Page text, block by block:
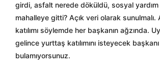
girdi, asfalt nerede döküldü, sosyal
mahalleye gitti? Açık veri olarak
katılımı söylemde her başkanın ağzında.
gelince yurttaş katılımını isteyecek başkanı
bulamıyorsunuz.